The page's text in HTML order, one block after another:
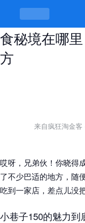
成都市成华
食秘境在哪
方
来自疯狂淘金客
哎呀，兄弟伙！你晓得
了不少巴适的地方，随
吃到一家店，差点儿没
小巷子150的魅力到